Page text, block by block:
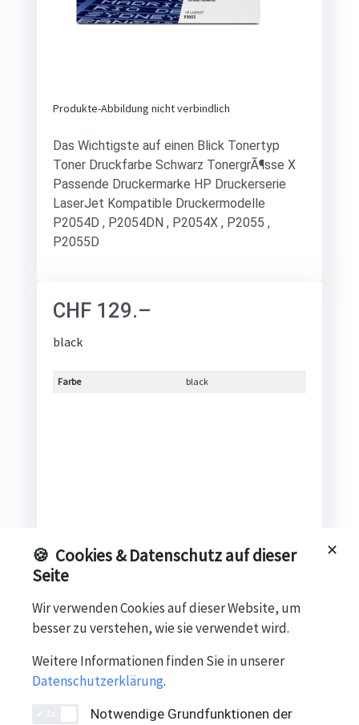
Produkte-Abbildung nicht verbindlich
Das Wichtigste auf einen Blick Tonertyp
Toner Druckfarbe Schwarz TonergrÃ¶sse X
Passende Druckermarke HP Druckerserie
LaserJet Kompatible Druckermodelle
P2054D , P2054DN , P2054X , P2055 ,
P2055D
CHF 129.–
black
Farbe black
Das Produkt ist aktuell leider nicht
verfügbar
Alternativen anzeigen
✕
🍪 Cookies & Datenschutz auf dieser
Seite
Wir verwenden Cookies auf dieser Website, um
besser zu verstehen, wie sie verwendet wird.
Weitere Informationen finden Sie in unserer
Datenschutzerklärung.
Notwendige Grundfunktionen der